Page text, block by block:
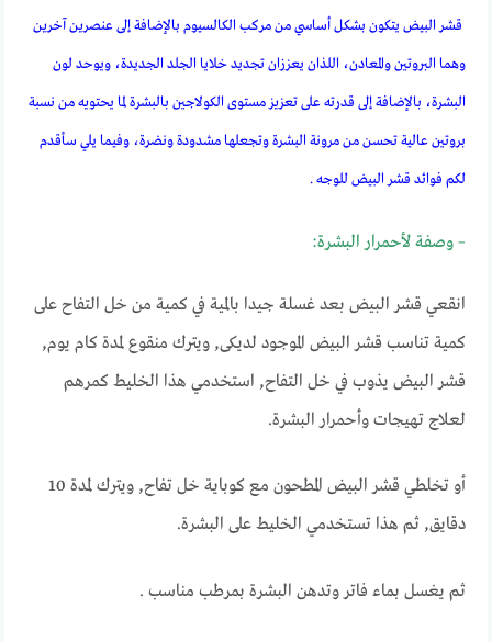
قشر البيض يتكون بشكل أساسي من مركب الكالسيوم بالإضافة إلى عنصرين آخرين
وهما البروتين والمعادن، اللذان يعززان تجديد خلايا الجلد الجديدة، ويوحد لون
البشرة، بالإضافة إلى قدرته على تعزيز مستوى الكولاجين بالبشرة لما يحتويه من نسبة
بروتين عالية تحسن من مرونة البشرة وتجعلها مشدودة ونضرة، وفيما يلي سأقدم
لكم فوائد قشر البيض للوجه .
– وصفة لأحمرار البشرة:
انقعي قشر البيض بعد غسلة جيدا بالمية في كمية من خل التفاح على
كمية تناسب قشر البيض الموجود لديكى, ويترك منقوع لمدة كام يوم,
قشر البيض يذوب في خل التفاح, استخدمي هذا الخليط كمرهم
لعلاج تهيجات وأحمرار البشرة.
أو تخلطي قشر البيض المطحون مع كوباية خل تفاح, ويترك لمدة 10
دقايق, ثم هذا تستخدمي الخليط على البشرة.
ثم يغسل بماء فاتر وتدهن البشرة بمرطب مناسب .